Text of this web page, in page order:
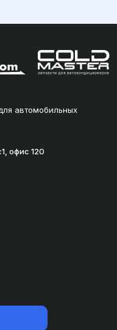
автомобильных
офис 120